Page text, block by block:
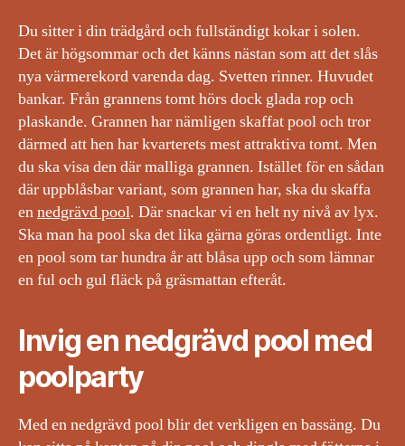
Du sitter i din trädgård och fullständigt kokar i solen.
Det är högsommar och det känns nästan som att det slås
nya värmerekord varenda dag. Svetten rinner. Huvudet
bankar. Från grannens tomt hörs dock glada rop och
plaskande. Grannen har nämligen skaffat pool och tror
därmed att hen har kvarterets mest attraktiva tomt. Men
du ska visa den där malliga grannen. Istället för en sådan
där uppblåsbar variant, som grannen har, ska du skaffa
ennedgrävd pool. Där snackar vi en helt ny nivå av lyx.
Ska man ha pool ska det lika gärna göras ordentligt. Inte
en pool som tar hundra år att blåsa upp och som lämnar
en ful och gul fläck på gräsmattan efteråt.
Invig en nedgrävd pool med
poolparty
Med en nedgrävd pool blir det verkligen en bassäng. Du